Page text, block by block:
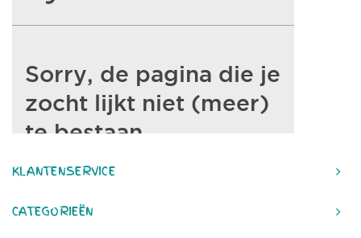
KLANTENSERVICE
CATEGORIEËN